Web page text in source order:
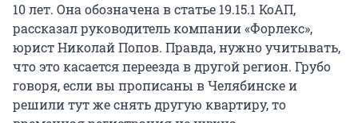
10 лет. Она обозначена встатье 19.15.1 КоАП,
рассказал руководитель компании «Форлекс»,
юрист Николай Попов. Правда, нужно учитывать,
что это касается переезда в другой регион. Грубо
говоря, если вы прописаны в Челябинске и
решили тут же снять другую квартиру, то